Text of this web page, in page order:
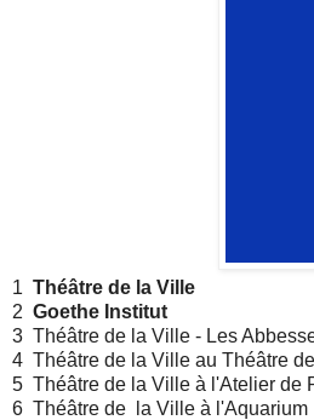
1 Théâtre de la Ville
2 Goethe Institut
3 Théâtre de la Ville - Les
4 Théâtre de la Ville au Théâtre
5 Théâtre de la Ville à l'Atelier de
6 Théâtre de la Ville à l'Aquarium